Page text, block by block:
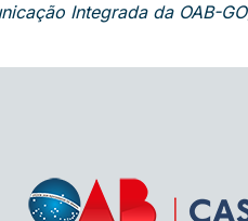
Integrada da OAB-